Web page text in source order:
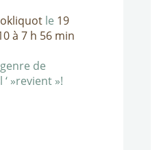
le 19
à 7 h 56 min
de
»revient »!